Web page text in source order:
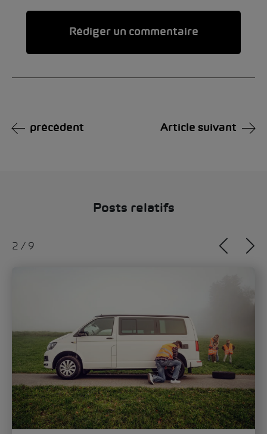
précédent Article suivant
Posts relatifs
3 / 9
Dominik Mate mardi, 30. janvier 2024
Conseils et astuces pour augmenter
l’autonomie de sa voiture électrique